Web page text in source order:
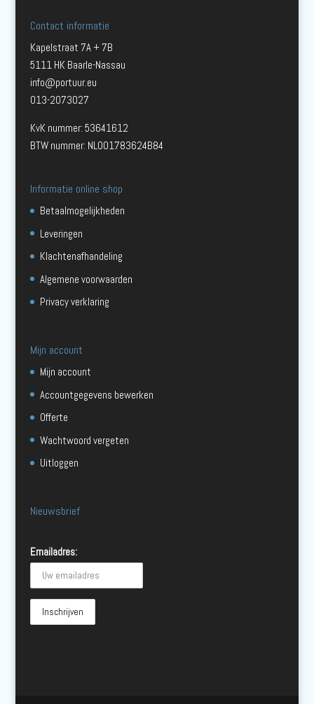
Contact informatie
Kapelstraat 7A + 7B
5111 HK Baarle-Nassau
info@portuur.eu
013-2073027
KvK nummer: 53641612
BTW nummer: NL001783624B84
Informatie online shop
Betaalmogelijkheden
Leveringen
Klachtenafhandeling
Algemene voorwaarden
Privacy verklaring
Mijn account
Mijn account
Accountgegevens bewerken
Offerte
Wachtwoord vergeten
Uitloggen
Nieuwsbrief
Emailadres: